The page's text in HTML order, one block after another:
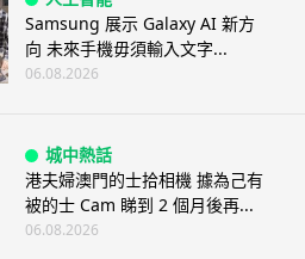
Samsung 展示 Galaxy AI 新方
向 未來手機毋須輸入文字...
06.08.2026
城中熱話
港夫婦澳門的士拾相機 據為己有
被的士 Cam 睇到 2 個月後再...
06.08.2026